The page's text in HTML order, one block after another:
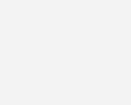
MEHRLIN im Vergleich mit